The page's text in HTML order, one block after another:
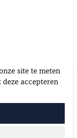
site te meten
accepteren